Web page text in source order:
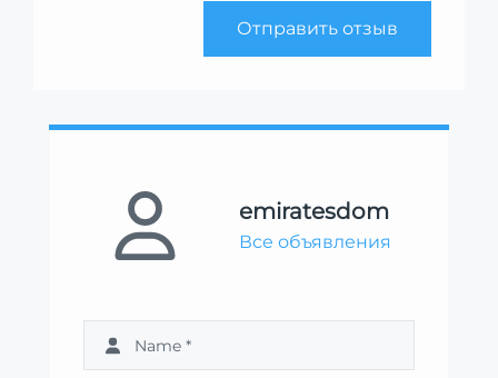
Отправить отзыв
emiratesdom
Все объявления